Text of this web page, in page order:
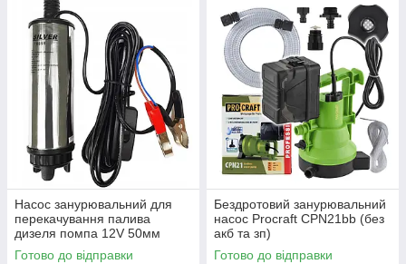
Насос занурювальний для
перекачування палива
дизеля помпа 12V 50мм
Silver S10851/12
Готово до відправки
Бездротовий занурювальний
насос Procraft CPN21bb (без
акб та зп)
Готово до відправки